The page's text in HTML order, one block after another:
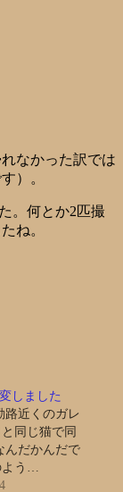
なかった訳では
）。
。何とか2匹撮
ね。
しました
路近くのガレ
同じ猫で同
んだかんだで
う…